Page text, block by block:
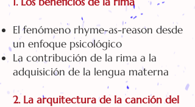
El fenómeno rhyme-as-reason desde
un enfoque psicológico
La contribución de la rima a la
adquisición de la lengua materna
2. La arquitectura de la canción del